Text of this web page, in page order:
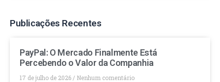
Publicações Recentes
PayPal: O Mercado Finalmente Está
Percebendo o Valor da Companhia
17 de julho de 2026
Nenhum comentário